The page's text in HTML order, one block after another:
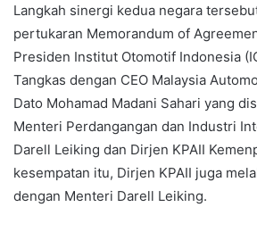
Langkah sinergi kedua negara
pertukaran Memorandum of
Presiden Institut Otomotif Indonesia
Tangkas dengan CEO Malaysia
Dato Mohamad Madani Sahari yang
Menteri Perdangangan dan Industri
Darell Leiking dan Dirjen KPAII
kesempatan itu, Dirjen KPAII juga
dengan Menteri Darell Leiking.